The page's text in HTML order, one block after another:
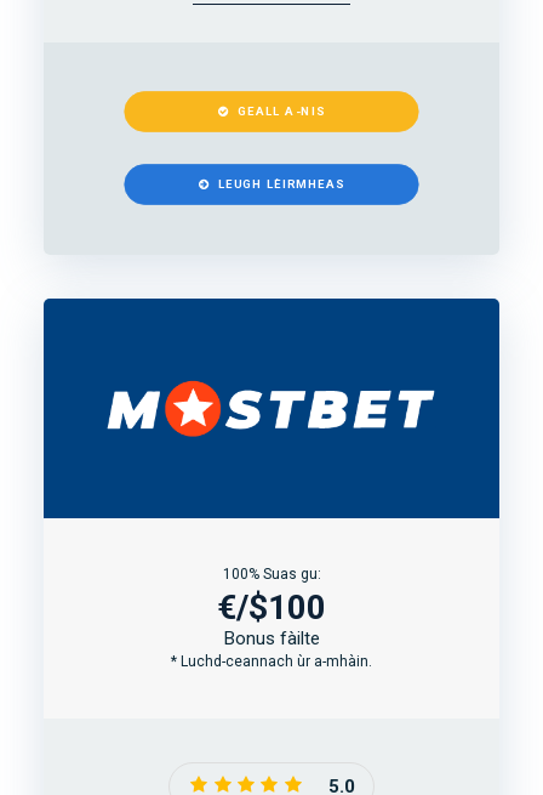
GEALL A-NIS
LEUGH LÈIRMHEAS
100% Suas gu:
€/$100
Bonus fàilte
* Luchd-ceannach ùr a-mhàin.
5.0